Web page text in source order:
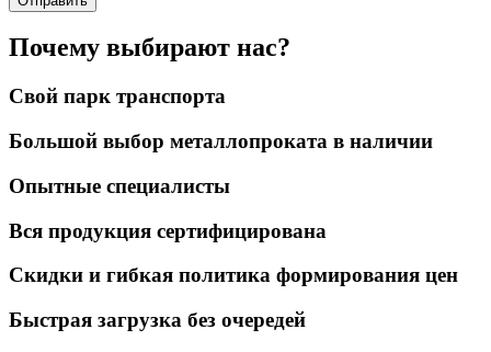
Почему выбирают нас?
Свой парк транспорта
Большой выбор металлопроката в наличии
Опытные специалисты
Вся продукция сертифицирована
Скидки и гибкая политика формирования цен
Быстрая загрузка без очередей